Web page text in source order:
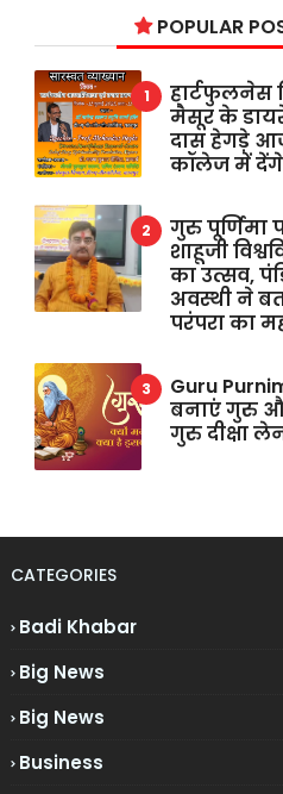
POPULAR
हार्टफुलनेस
मैसूर के
दास हेगड़े
कॉलेज में देंगे
गुरु पूर्णिमा
शाहूजी
का उत्सव,
अवस्थी ने
परंपरा का
Guru
बनाएं गुरु
गुरु दीक्षा
CATEGORIES
Badi Khabar
Big News
Big News
Business